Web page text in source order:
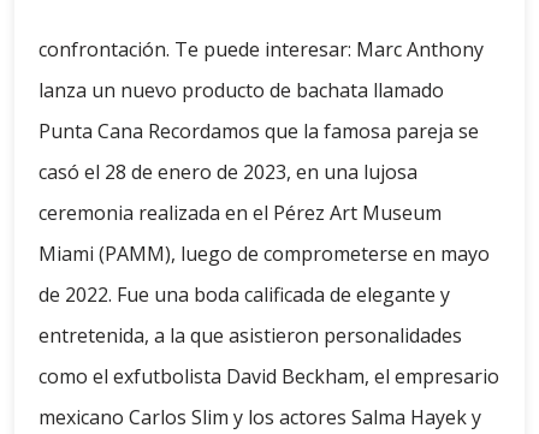
confrontación. Te puede interesar: Marc Anthony
lanza un nuevo producto de bachata llamado
Punta Cana Recordamos que la famosa pareja se
casó el 28 de enero de 2023, en una lujosa
ceremonia realizada en el Pérez Art Museum
Miami (PAMM), luego de comprometerse en mayo
de 2022. Fue una boda calificada de elegante y
entretenida, a la que asistieron personalidades
como el exfutbolista David Beckham, el empresario
mexicano Carlos Slim y los actores Salma Hayek y